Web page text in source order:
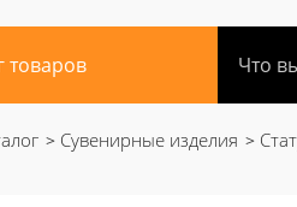
товаров
Сувенирные изделия